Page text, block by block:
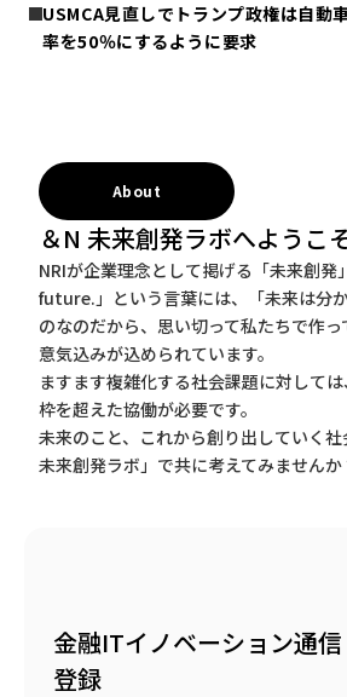
USMCA見直しでトランプ政権は自動
率を50％にするように要求
About
＆N 未来創発ラボへようこ
NRIが企業理念として掲げる「未来創
future.」という言葉には、「未来は分
のなのだから、思い切って私たちで作
意気込みが込められています。
ますます複雑化する社会課題に対して
枠を超えた協働が必要です。
未来のこと、これから創り出していく
未来創発ラボ」で共に考えてみませんか
金融ITイノベーション通信
登録